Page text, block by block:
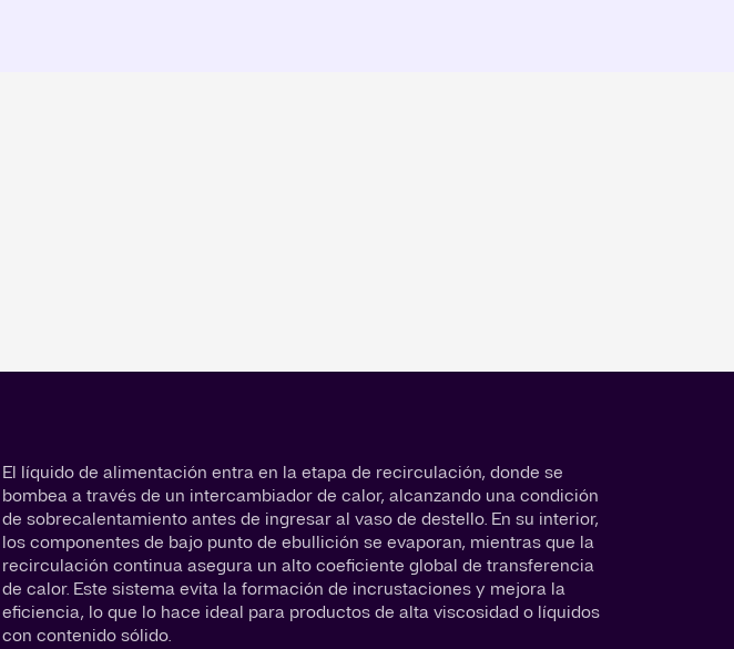
El líquido de alimentación entra en la etapa de recirculación, donde se
bombea a través de un intercambiador de calor, alcanzando una condición
de sobrecalentamiento antes de ingresar al vaso de destello. En su interior,
los componentes de bajo punto de ebullición se evaporan, mientras que la
recirculación continua asegura un alto coeficiente global de transferencia
de calor. Este sistema evita la formación de incrustaciones y mejora la
eficiencia, lo que lo hace ideal para productos de alta viscosidad o líquidos
con contenido sólido.